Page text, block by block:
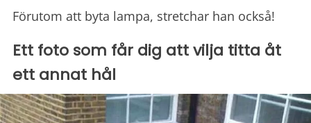
Förutom att byta lampa, stretchar han också!
Ett foto som får dig att vilja titta åt
ett annat hål